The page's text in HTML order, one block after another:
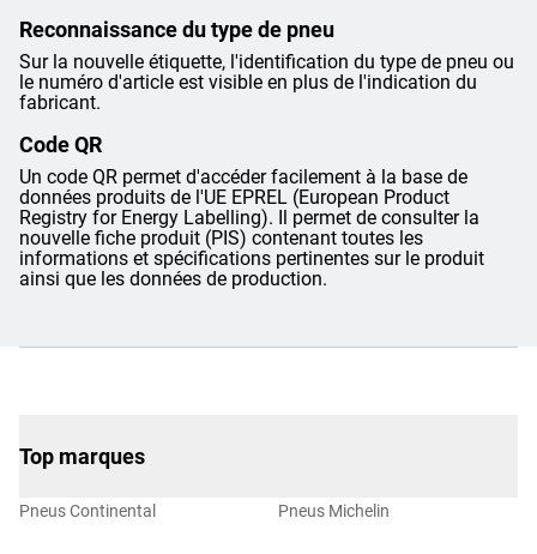
Reconnaissance du type de pneu
Sur la nouvelle étiquette, l'identification du type de pneu ou
le numéro d'article est visible en plus de l'indication du
fabricant.
Code QR
Un code QR permet d'accéder facilement à la base de
données produits de l'UE EPREL (European Product
Registry for Energy Labelling). Il permet de consulter la
nouvelle fiche produit (PIS) contenant toutes les
informations et spécifications pertinentes sur le produit
ainsi que les données de production.
Top marques
Pneus Continental Pneus Michelin